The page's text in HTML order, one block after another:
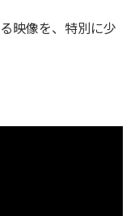
映像を、特別に少